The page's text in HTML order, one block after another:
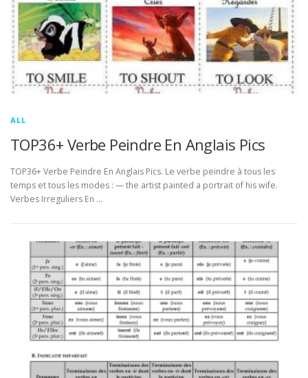
ALL
TOP36+ Verbe Peindre En Anglais Pics
TOP36+ Verbe Peindre En Anglais Pics. Le verbe peindre à tous les
temps et tous les modes : — the artist painted a portrait of his wife.
Verbes Irreguliers En …